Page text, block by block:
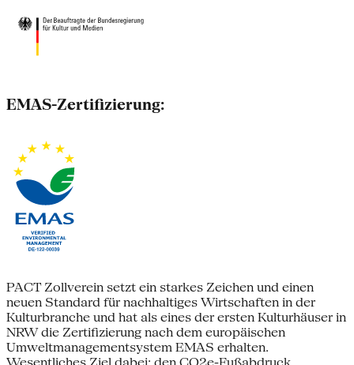
EMAS-Zertifizierung:
PACT Zollverein setzt ein starkes Zeichen und einen
neuen Standard für nachhaltiges Wirtschaften in der
Kulturbranche und hat als eines der ersten Kulturhäuser in
NRW die Zertifizierung nach dem europäischen
Umweltmanagementsystem EMAS erhalten.